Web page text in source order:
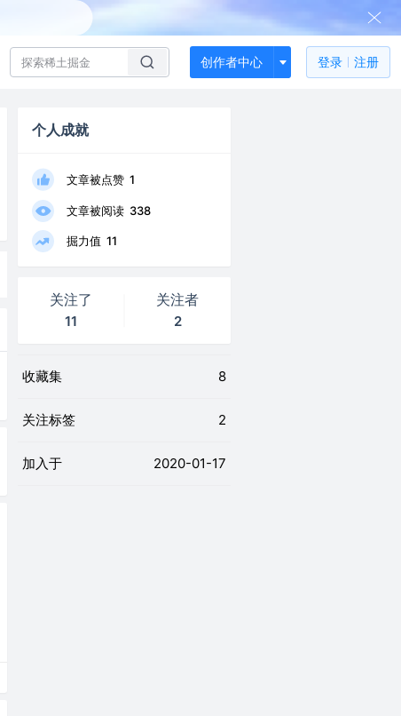
创作者中心 登录 注册
个人成就
文章被点赞 1
文章被阅读 338
掘力值 11
关注了
11
关注者
2
收藏集 8
关注标签 2
加入于 2020-01-17